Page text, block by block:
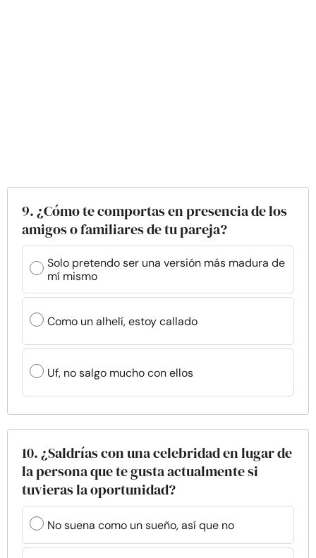
9. ¿Cómo te comportas en presencia de los
amigos o familiares de tu pareja?
Solo pretendo ser una versión más madura de
mí mismo
Como un alhelí, estoy callado
Uf, no salgo mucho con ellos
10. ¿Saldrías con una celebridad en lugar de
la persona que te gusta actualmente si
tuvieras la oportunidad?
No suena como un sueño, así que no